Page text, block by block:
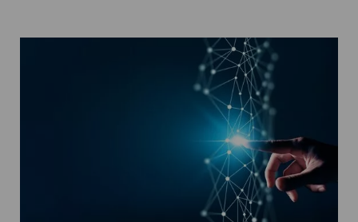
Ciencias Humanas y de la Vida (SHV) ">